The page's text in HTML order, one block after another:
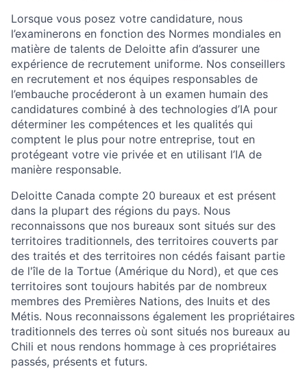
Lorsque vous posez votre candidature, nous
l’examinerons en fonction des Normes mondiales en
matière de talents de Deloitte afin d’assurer une
expérience de recrutement uniforme. Nos conseillers
en recrutement et nos équipes responsables de
l’embauche procéderont à un examen humain des
candidatures combiné à des technologies d’IA pour
déterminer les compétences et les qualités qui
comptent le plus pour notre entreprise, tout en
protégeant votre vie privée et en utilisant l’IA de
manière responsable.
Deloitte Canada compte 20 bureaux et est présent
dans la plupart des régions du pays. Nous
reconnaissons que nos bureaux sont situés sur des
territoires traditionnels, des territoires couverts par
des traités et des territoires non cédés faisant partie
de l'île de la Tortue (Amérique du Nord), et que ces
territoires sont toujours habités par de nombreux
membres des Premières Nations, des Inuits et des
Métis. Nous reconnaissons également les propriétaires
traditionnels des terres où sont situés nos bureaux au
Chili et nous rendons hommage à ces propriétaires
passés, présents et futurs.